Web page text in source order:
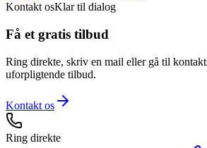
Kontakt osKlar til dialog
Få et gratis tilbud
Ring direkte, skriv en mail eller gå til
uforpligtende tilbud.
Kontakt os
Ring direkte